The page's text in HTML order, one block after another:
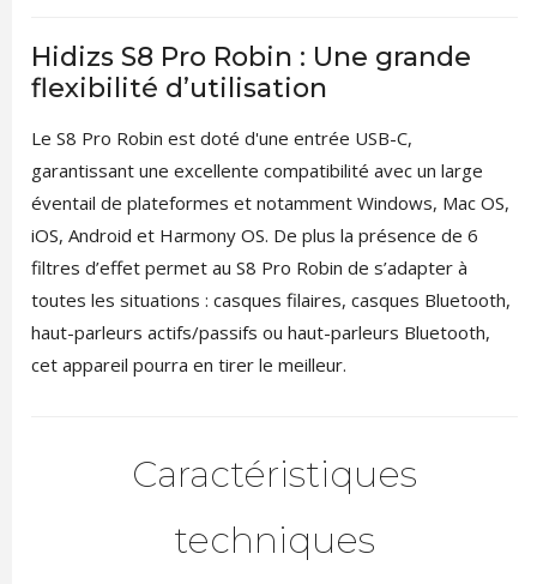
Hidizs S8 Pro Robin : Une grande
flexibilité d’utilisation
Le S8 Pro Robin est doté d'une entrée USB-C,
garantissant une excellente compatibilité avec un large
éventail de plateformes et notamment Windows, Mac OS,
iOS, Android et Harmony OS. De plus la présence de 6
filtres d’effet permet au S8 Pro Robin de s’adapter à
toutes les situations : casques filaires, casques Bluetooth,
haut-parleurs actifs/passifs ou haut-parleurs Bluetooth,
cet appareil pourra en tirer le meilleur.
Caractéristiques
techniques